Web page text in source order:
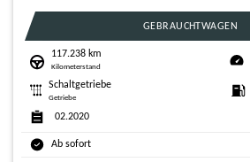
GEBRAUCHTWAGEN
39.985 km
Kilometerstand
Automatik
Getriebe
04.2024
Ab sofort